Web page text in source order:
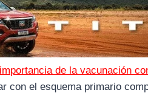
importancia de la vacunación
con el esquema primario